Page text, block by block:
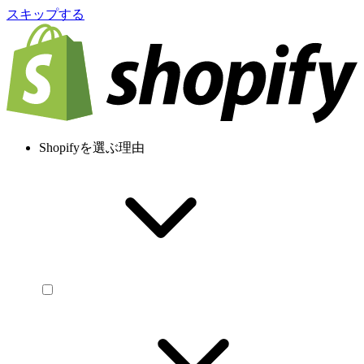
スキップする
Shopifyを選ぶ理由